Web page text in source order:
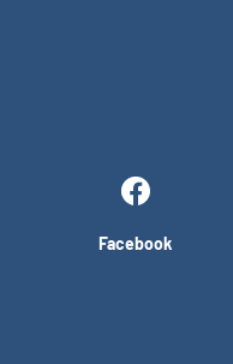
Facebook